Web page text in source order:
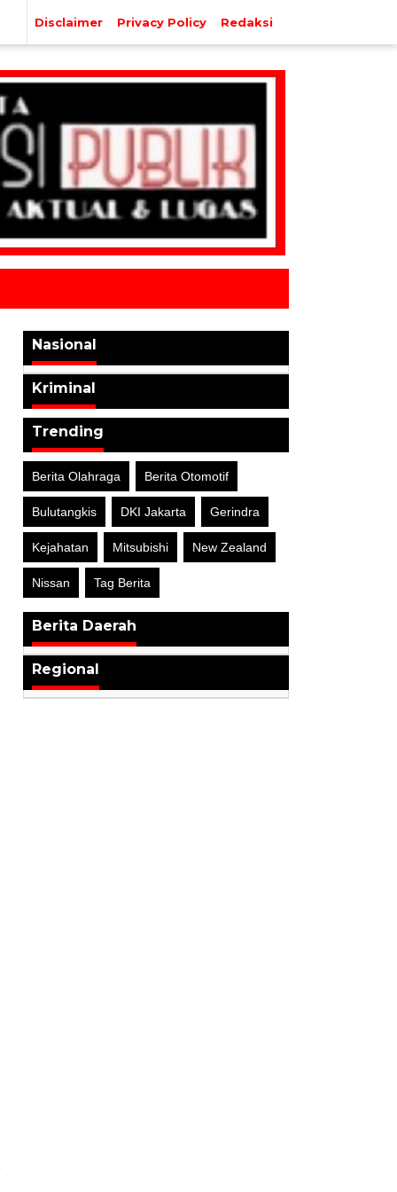
Disclaimer Privacy Policy Redaksi
Nasional
Kriminal
Trending
Berita Olahraga Berita Otomotif
Bulutangkis DKI Jakarta Gerindra
Kejahatan Mitsubishi New Zealand
Nissan Tag Berita
Berita Daerah
Regional